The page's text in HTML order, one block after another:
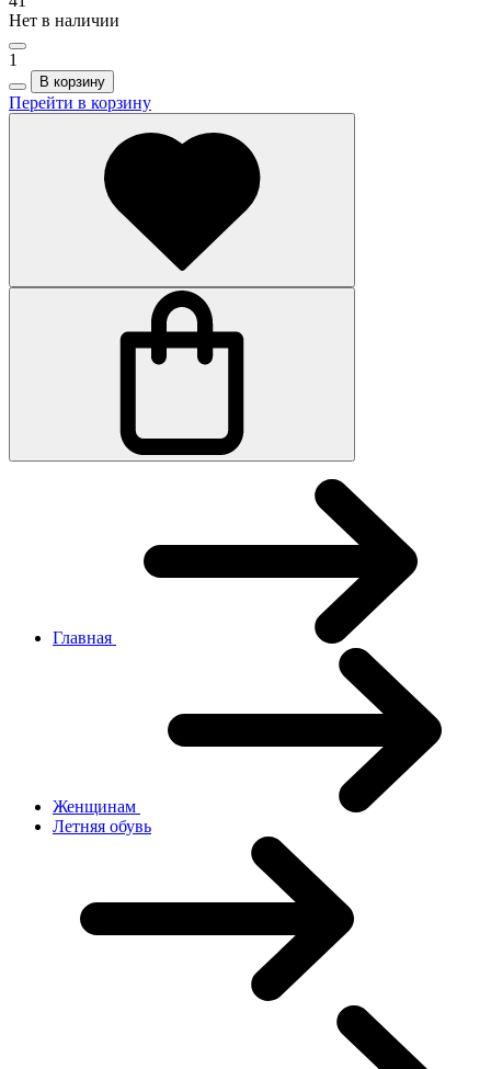
Нет в наличии
1
В корзину
Перейти в корзину
Главная
Женщинам
Летняя обувь